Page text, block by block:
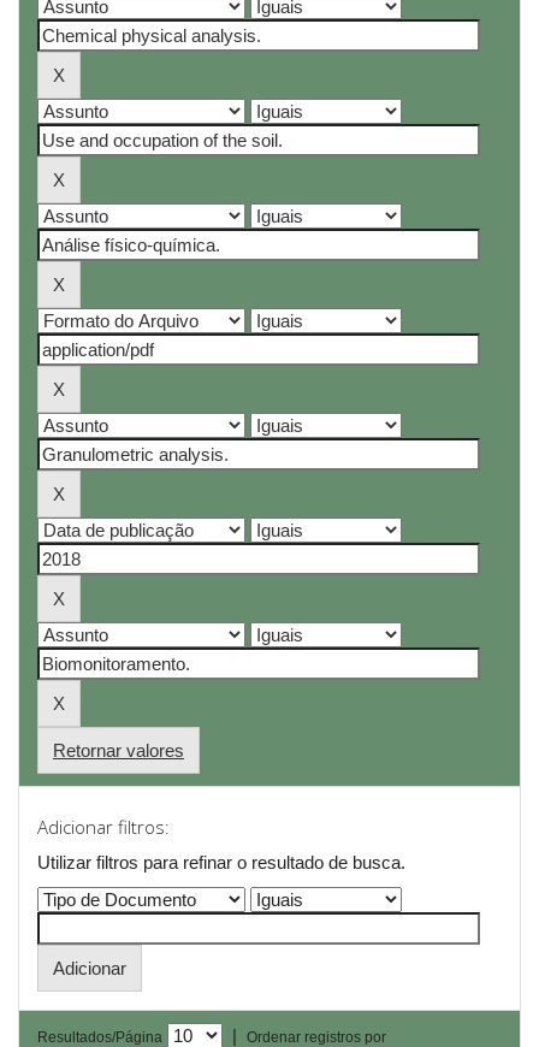
Retornar valores
Adicionar filtros:
Utilizar filtros para refinar o resultado de busca.
Resultados/Página |
Ordenar registros por